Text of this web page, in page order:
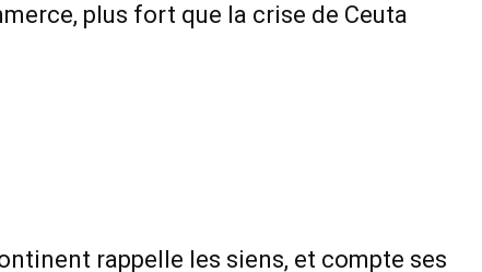
plus fort que la crise de Ceuta
rappelle les siens, et compte ses